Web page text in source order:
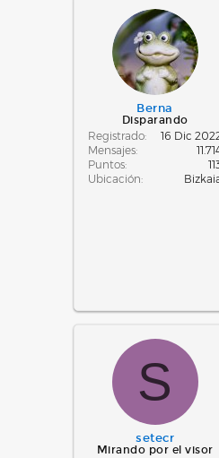
d
e
i
n
i
c
i
Berna
Disparando
Registrado
16 Dic
Mensajes
Puntos
Ubicación
S
setecr
Mirando por el visor